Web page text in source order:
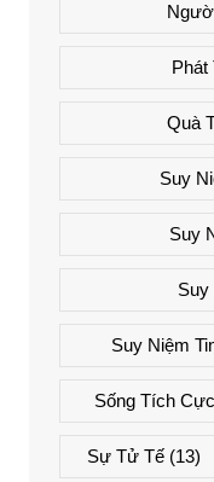
Phát
Quà
Suy
Suy
Suy
Suy Niệm
Sống Tích Cực
Sự Tử Tế (13)